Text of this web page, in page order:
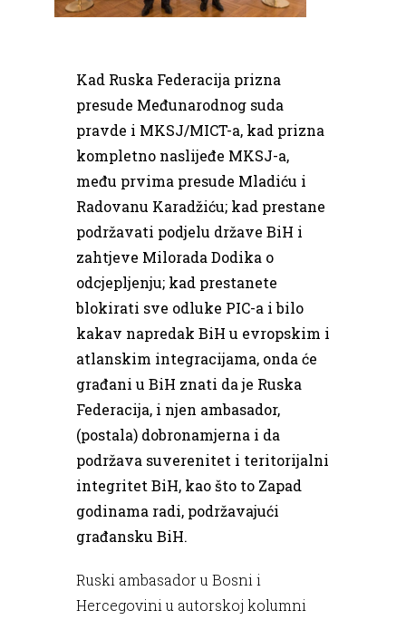
Kad Ruska Federacija prizna
presude Međunarodnog suda
pravde i MKSJ/MICT-a, kad prizna
kompletno naslijeđe MKSJ-a,
među prvima presude Mladiću i
Radovanu Karadžiću; kad prestane
podržavati podjelu države BiH i
zahtjeve Milorada Dodika o
odcjepljenju; kad prestanete
blokirati sve odluke PIC-a i bilo
kakav napredak BiH u evropskim i
atlanskim integracijama, onda će
građani u BiH znati da je Ruska
Federacija, i njen ambasador,
(postala) dobronamjerna i da
podržava suverenitet i teritorijalni
integritet BiH, kao što to Zapad
godinama radi, podržavajući
građansku BiH.
Ruski ambasador u Bosni i
Hercegovini u autorskoj kolumni